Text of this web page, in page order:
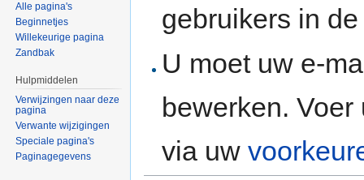
gebruikers in
U moet uw e-
bewerken.
via uw
Alle pagina's
Beginnetjes
Willekeurige pagina
Zandbak
Hulpmiddelen
Verwijzingen naar deze
pagina
Verwante wijzigingen
Speciale pagina's
Paginagegevens